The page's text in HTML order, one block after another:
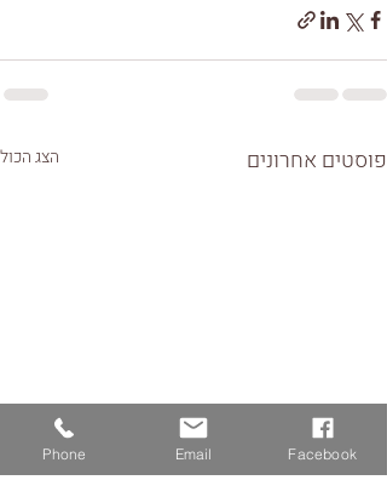
פוסטים אחרונים הצג הכול
Phone Email Facebook